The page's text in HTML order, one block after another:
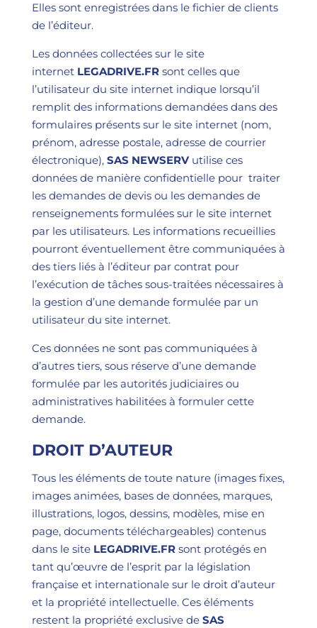
Elles sont enregistrées dans le fichier de clients
de l’éditeur.
Les données collectées sur le site
internet LEGADRIVE.FRsont celles que
l’utilisateur du site internet indique lorsqu’il
remplit des informations demandées dans des
formulaires présents sur le site internet (nom,
prénom, adresse postale, adresse de courrier
électronique), SAS NEWSERV utilise ces
données de manière confidentielle pour traiter
les demandes de devis ou les demandes de
renseignements formulées sur le site internet
par les utilisateurs. Les informations recueillies
pourront éventuellement être communiquées à
des tiers liés à l’éditeur par contrat pour
l’exécution de tâches sous-traitées nécessaires à
la gestion d’une demande formulée par un
utilisateur du site internet.
Ces données ne sont pas communiquées à
d’autres tiers, sous réserve d’une demande
formulée par les autorités judiciaires ou
administratives habilitées à formuler cette
demande.
DROIT D’AUTEUR
Tous les éléments de toute nature (images fixes,
images animées, bases de données, marques,
illustrations, logos, dessins, modèles, mise en
page, documents téléchargeables) contenus
dans le site LEGADRIVE.FRsont protégés en
tant qu’œuvre de l’esprit par la législation
française et internationale sur le droit d’auteur
et la propriété intellectuelle. Ces éléments
restent la propriété exclusive de SAS